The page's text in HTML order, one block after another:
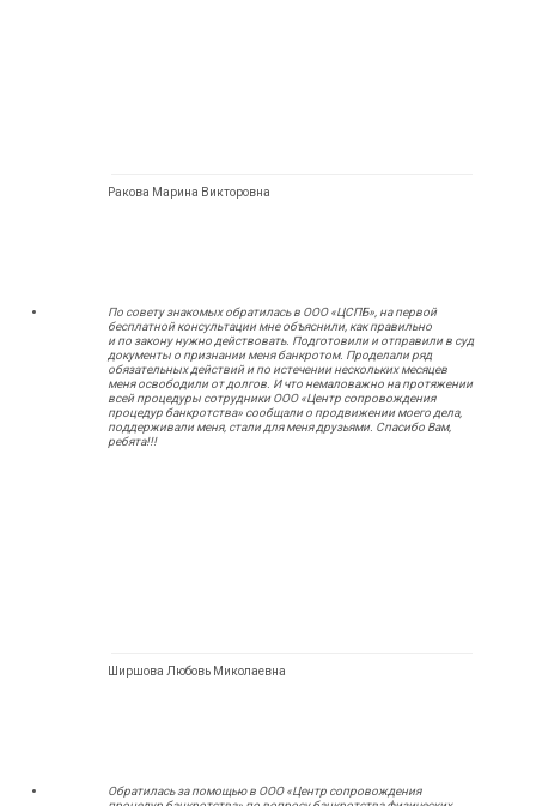
Ракова Марина Викторовна
По совету знакомых обратилась в ООО «ЦСПБ», на первой
бесплатной консультации мне объяснили, как правильно
и по закону нужно действовать. Подготовили и отправили в суд
документы о признании меня банкротом. Проделали ряд
обязательных действий и по истечении нескольких месяцев
меня освободили от долгов. И что немаловажно на протяжении
всей процедуры сотрудники ООО «Центр сопровождения
процедур банкротства» сообщали о продвижении моего дела,
поддерживали меня, стали для меня друзьями. Спасибо Вам,
ребята!!!
Ширшова Любовь Миколаевна
Обратилась за помощью в ООО «Центр сопровождения